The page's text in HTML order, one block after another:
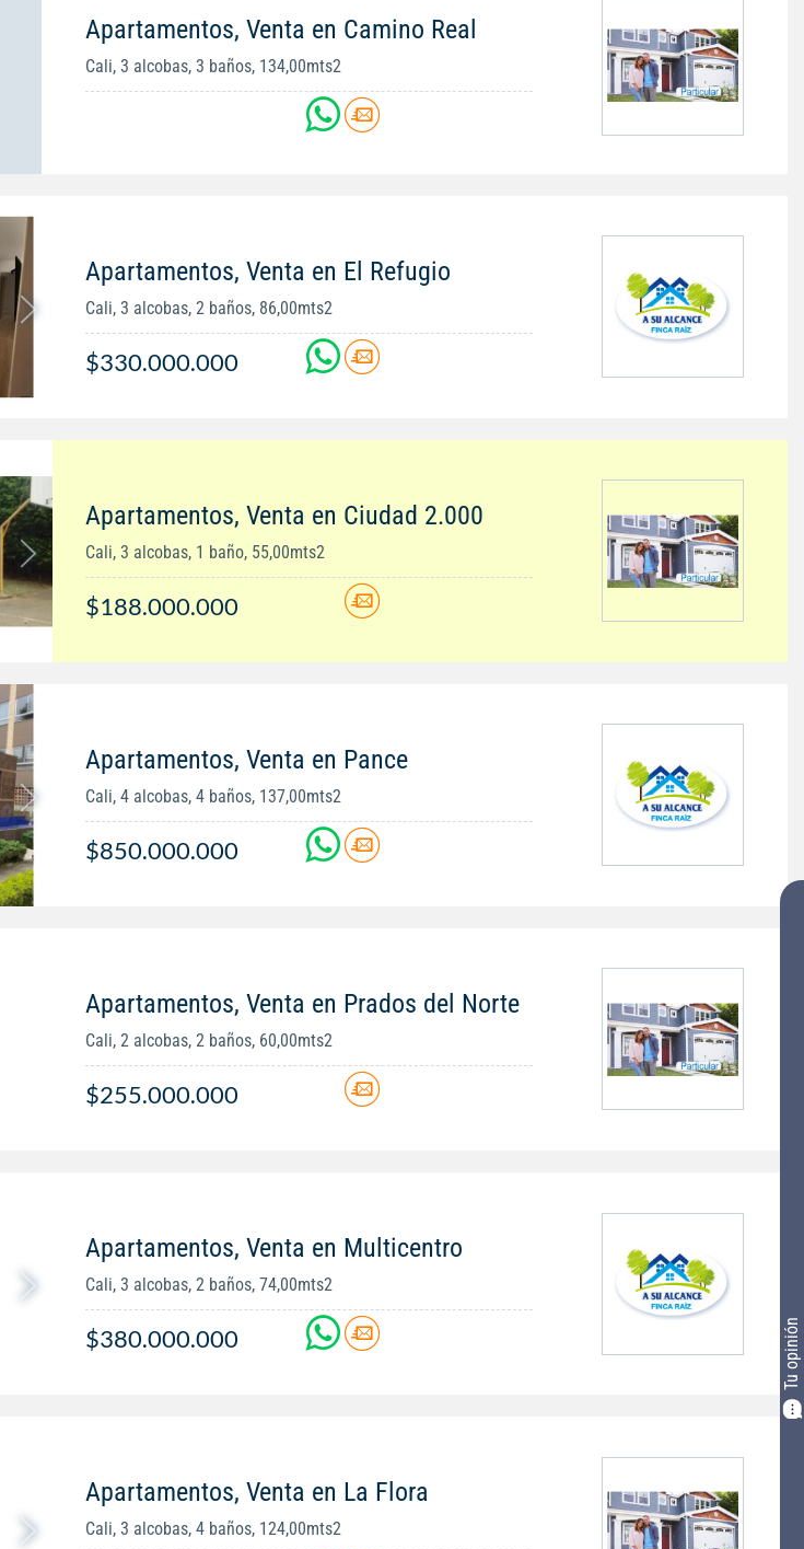
Tu opinión
Apartamentos, Venta en Camino Real
Cali, 3 alcobas, 3 baños, 134,00mts2
Apartamentos, Venta en El Refugio
Cali, 3 alcobas, 2 baños, 86,00mts2
$330.000.000
Apartamentos, Venta en Ciudad 2.000
Cali, 3 alcobas, 1 baño, 55,00mts2
$188.000.000
Apartamentos, Venta en Pance
Cali, 4 alcobas, 4 baños, 137,00mts2
$850.000.000
Apartamentos, Venta en Prados del Norte
Cali, 2 alcobas, 2 baños, 60,00mts2
$255.000.000
Apartamentos, Venta en Multicentro
Cali, 3 alcobas, 2 baños, 74,00mts2
$380.000.000
Apartamentos, Venta en La Flora
Cali, 3 alcobas, 4 baños, 124,00mts2